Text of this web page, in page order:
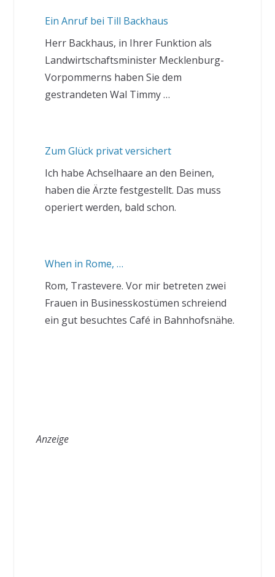
Ein Anruf bei Till Backhaus
Herr Backhaus, in Ihrer Funktion als
Landwirtschaftsminister Mecklenburg-
Vorpommerns haben Sie dem
gestrandeten Wal Timmy …
Zum Glück privat versichert
Ich habe Achselhaare an den Beinen,
haben die Ärzte festgestellt. Das muss
operiert werden, bald schon.
When in Rome, …
Rom, Trastevere. Vor mir betreten zwei
Frauen in Businesskostümen schreiend
ein gut besuchtes Café in Bahnhofsnähe.
Anzeige